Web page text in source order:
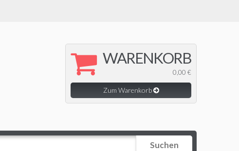
WARENKORB
0,00 €
Zum Warenkorb
Suchen